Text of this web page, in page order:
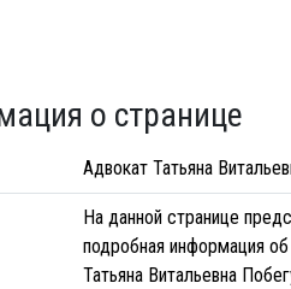
о странице
Адвокат Татьяна
На данной странице
подробная информация об
Татьяна Витальевна